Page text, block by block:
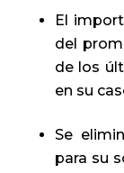
El
del
de los
en su
Se
para su